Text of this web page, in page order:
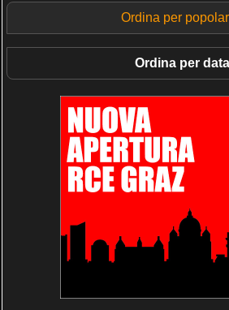
Ordina per
Ordina per data